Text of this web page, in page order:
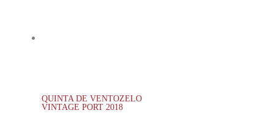
QUINTA DE VENTOZELO
VINTAGE PORT 2018